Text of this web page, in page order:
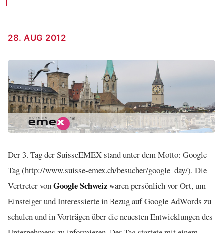
28. AUG 2012
Der 3. Tag der SuisseEMEX stand unter dem Motto: Google
Tag (http://www.suisse-emex.ch/besucher/google_day/). Die
Vertreter vonGoogle Schweizwaren persönlich vor Ort, um
Einsteiger und Interessierte in Bezug auf Google AdWords zu
schulen und in Vorträgen über die neuesten Entwicklungen des